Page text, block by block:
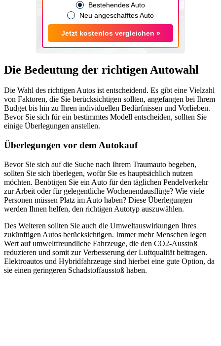
Bestehendes Auto
Neu angeschafftes Auto
Jetzt kostenlos vergleichen »
Die Bedeutung der richtigen Autowahl
Die Wahl des richtigen Autos ist entscheidend. Es gibt eine Vielzahl
von Faktoren, die Sie berücksichtigen sollten, angefangen bei Ihrem
Budget bis hin zu Ihren individuellen Bedürfnissen und Vorlieben.
Bevor Sie sich für ein bestimmtes Modell entscheiden, sollten Sie
einige Überlegungen anstellen.
Überlegungen vor dem Autokauf
Bevor Sie sich auf die Suche nach Ihrem Traumauto begeben,
sollten Sie sich überlegen, wofür Sie es hauptsächlich nutzen
möchten. Benötigen Sie ein Auto für den täglichen Pendelverkehr
zur Arbeit oder für gelegentliche Wochenendausflüge? Wie viele
Personen müssen Platz im Auto haben? Diese Überlegungen
werden Ihnen helfen, den richtigen Autotyp auszuwählen.
Des Weiteren sollten Sie auch die Umweltauswirkungen Ihres
zukünftigen Autos berücksichtigen. Immer mehr Menschen legen
Wert auf umweltfreundliche Fahrzeuge, die den CO2-Ausstoß
reduzieren und somit zur Verbesserung der Luftqualität beitragen.
Elektroautos und Hybridfahrzeuge sind hierbei eine gute Option, da
sie einen geringeren Schadstoffausstoß haben.